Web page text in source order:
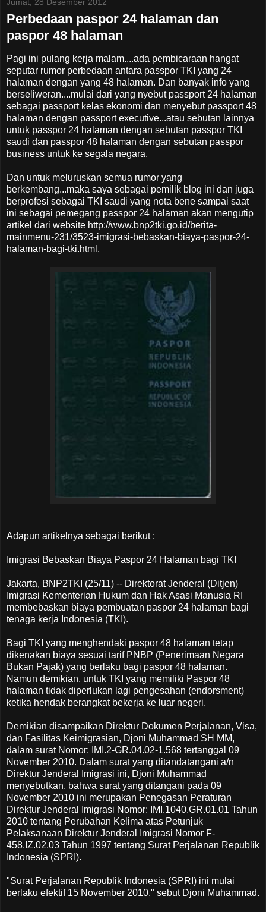
Jumat, 28 Desember 2012
Perbedaan paspor 24 halaman dan
paspor 48 halaman
Pagi ini pulang kerja malam....ada pembicaraan hangat
seputar rumor perbedaan antara passpor TKI yang 24
halaman dengan yang 48 halaman. Dan banyak info yang
berseliweran....mulai dari yang nyebut passport 24 halaman
sebagai passport kelas ekonomi dan menyebut passport 48
halaman dengan passport executive...atau sebutan lainnya
untuk passpor 24 halaman dengan sebutan passpor TKI
saudi dan passpor 48 halaman dengan sebutan passpor
business untuk ke segala negara.
Dan untuk meluruskan semua rumor yang
berkembang...maka saya sebagai pemilik blog ini dan juga
berprofesi sebagai TKI saudi yang nota bene sampai saat
ini sebagai pemegang passpor 24 halaman akan mengutip
artikel dari website http://www.bnp2tki.go.id/berita-
mainmenu-231/3523-imigrasi-bebaskan-biaya-paspor-24-
halaman-bagi-tki.html.
Adapun artikelnya sebagai berikut :
Imigrasi Bebaskan Biaya Paspor 24 Halaman bagi TKI
Jakarta, BNP2TKI (25/11) -- Direktorat Jenderal (Ditjen)
Imigrasi Kementerian Hukum dan Hak Asasi Manusia RI
membebaskan biaya pembuatan paspor 24 halaman bagi
tenaga kerja Indonesia (TKI).
Bagi TKI yang menghendaki paspor 48 halaman tetap
dikenakan biaya sesuai tarif PNBP (Penerimaan Negara
Bukan Pajak) yang berlaku bagi paspor 48 halaman.
Namun demikian, untuk TKI yang memiliki Paspor 48
halaman tidak diperlukan lagi pengesahan (endorsment)
ketika hendak berangkat bekerja ke luar negeri.
Demikian disampaikan Direktur Dokumen Perjalanan, Visa,
dan Fasilitas Keimigrasian, Djoni Muhammad SH MM,
dalam surat Nomor: IMI.2-GR.04.02-1.568 tertanggal 09
November 2010. Dalam surat yang ditandatangani a/n
Direktur Jenderal Imigrasi ini, Djoni Muhammad
menyebutkan, bahwa surat yang ditangani pada 09
November 2010 ini merupakan Penegasan Peraturan
Direktur Jenderal Imigrasi Nomor: IMI.1040.GR.01.01 Tahun
2010 tentang Perubahan Kelima atas Petunjuk
Pelaksanaan Direktur Jenderal Imigrasi Nomor F-
458.IZ.02.03 Tahun 1997 tentang Surat Perjalanan Republik
Indonesia (SPRI).
"Surat Perjalanan Republik Indonesia (SPRI) ini mulai
berlaku efektif 15 November 2010," sebut Djoni Muhammad.